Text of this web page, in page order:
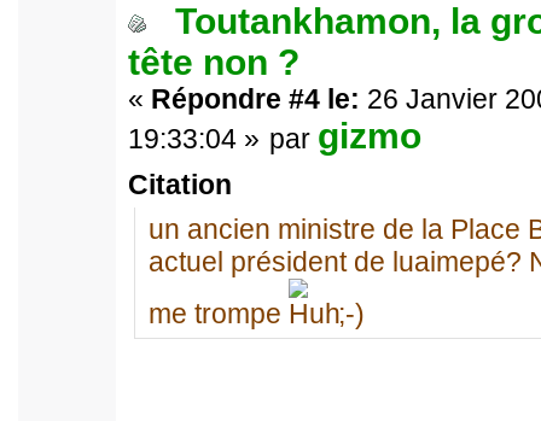
Toutankhamon, la
tête non ?
« Répondre #4 le: 26 Janvier
19:33:04 » par gizmo
Citation
un ancien ministre de la Place
actuel président de luaimepé?
me trompe
;-)